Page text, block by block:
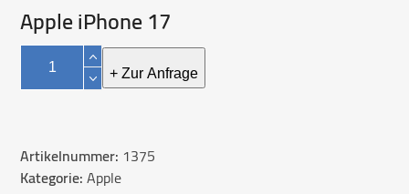
Apple iPhone 17
Apple
iPhone
17
+ Zur Anfrage
Artikelnummer: 1375
Kategorie:Apple